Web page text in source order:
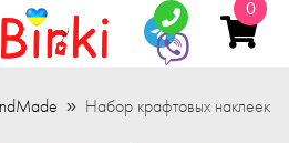
0
Набор крафтовых наклеек